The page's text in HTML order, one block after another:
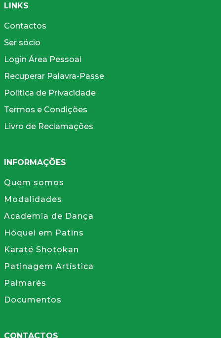
LINKS
Contactos
Ser sócio
Login Área Pessoal
Recuperar Palavra-Passe
Política de Privacidade
Termos e Condições
Livro de Reclamações
INFORMAÇÕES
Quem somos
Modalidades
Academia de Dança
Hóquei em Patins
Karaté Shotokan
Patinagem Artística
Palmarés
Documentos
CONTACTOS